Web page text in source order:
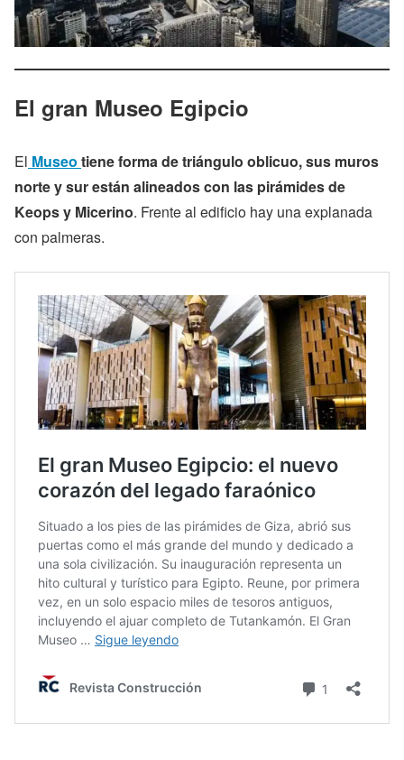
El gran Museo Egipcio
El Museo tiene forma de triángulo oblicuo, sus muros
norte y sur están alineados con las pirámides de
Keops y Micerino. Frente al edificio hay una explanada
con palmeras.